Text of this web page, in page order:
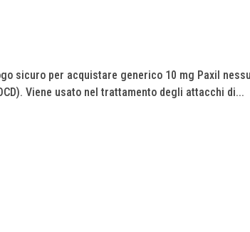
sicuro per acquistare generico 10 mg Paxil
Viene usato nel trattamento degli attacchi di...